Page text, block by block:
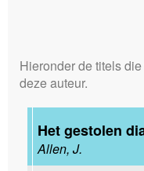
Hieronder de titels
deze auteur.
Het gestolen
Allen, J.